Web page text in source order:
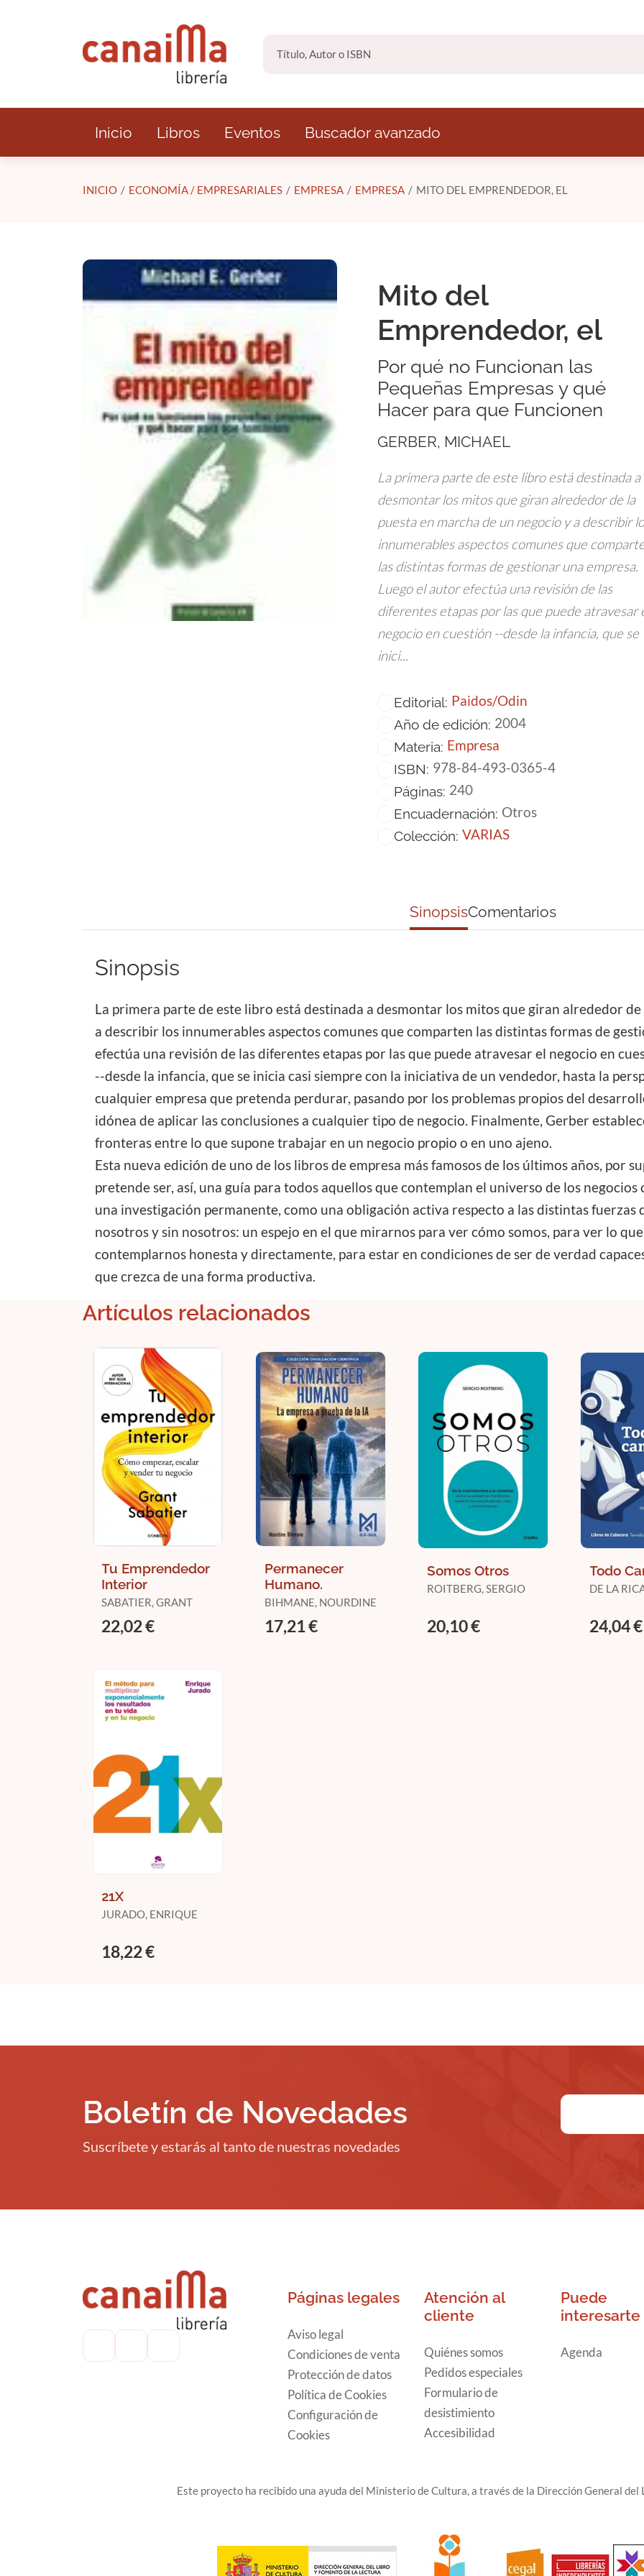
Inicio Libros Eventos Buscador avanzado
INICIO ECONOMÍA / EMPRESARIALES EMPRESA EMPRESA MITO DEL EMPRENDEDOR, EL
Mito del
Emprendedor, el
Por qué no Funcionan las
Pequeñas Empresas y qué
Hacer para que Funcionen
GERBER, MICHAEL
La primera parte de este libro está destinada a
desmontar los mitos que giran alrededor de la
puesta en marcha de un negocio y a describir
innumerables aspectos comunes que
las distintas formas de gestionar una empresa.
Luego el autor efectúa una revisión de las
diferentes etapas por las que puede atravesar
negocio en cuestión --desde la infancia, que se
inici...
Editorial: Paidos/Odin
Año de edición: 2004
Materia: Empresa
ISBN: 978-84-493-0365-4
Páginas: 240
Encuadernación: Otros
Colección: VARIAS
SinopsisComentarios
Sinopsis
La primera parte de este libro está destinada a desmontar los mitos que giran alrededor
a describir los innumerables aspectos comunes que comparten las distintas formas de
efectúa una revisión de las diferentes etapas por las que puede atravesar el negocio en
--desde la infancia, que se inicia casi siempre con la iniciativa de un vendedor, hasta la
cualquier empresa que pretenda perdurar, pasando por los problemas propios del
idónea de aplicar las conclusiones a cualquier tipo de negocio. Finalmente, Gerber
fronteras entre lo que supone trabajar en un negocio propio o en uno ajeno.
Esta nueva edición de uno de los libros de empresa más famosos de los últimos años, por
pretende ser, así, una guía para todos aquellos que contemplan el universo de los
una investigación permanente, como una obligación activa respecto a las distintas fuerzas
nosotros y sin nosotros: un espejo en el que mirarnos para ver cómo somos, para ver lo
contemplarnos honesta y directamente, para estar en condiciones de ser de verdad
que crezca de una forma productiva.
Artículos relacionados
Tu Emprendedor
Interior
SABATIER, GRANT
22,02 €
Permanecer
Humano.
BIHMANE, NOURDINE
17,21 €
Somos Otros
ROITBERG, SERGIO
20,10 €
Todo
DE LA
24,04 €
21X
JURADO, ENRIQUE
18,22 €
Boletín de Novedades
Suscríbete y estarás al tanto de nuestras novedades
Páginas legales
Aviso legal
Condiciones de venta
Protección de datos
Política de Cookies
Configuración de
Cookies
Atención al
cliente
Quiénes somos
Pedidos especiales
Formulario de
desistimiento
Accesibilidad
Puede
interesarte
Agenda
Este proyecto ha recibido una ayuda del Ministerio de Cultura, a través de la Dirección General del